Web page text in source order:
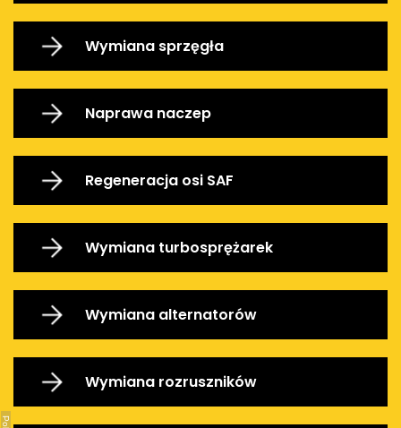
Wymiana sprzęgła
Naprawa naczep
Regeneracja osi SAF
Wymiana turbosprężarek
Wymiana alternatorów
Wymiana rozruszników